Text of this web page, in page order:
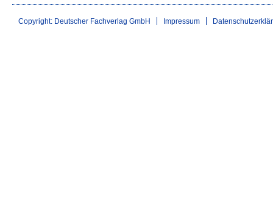
Copyright: Deutscher Fachverlag GmbH Impressum